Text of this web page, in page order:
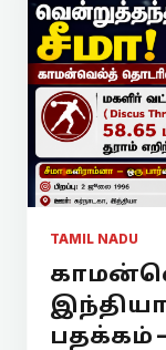
TAMIL NADU
பதக்கம்